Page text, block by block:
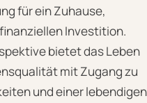
für ein Zuhause,
Investition.
bietet das Leben
mit Zugang zu
und einer lebendigen